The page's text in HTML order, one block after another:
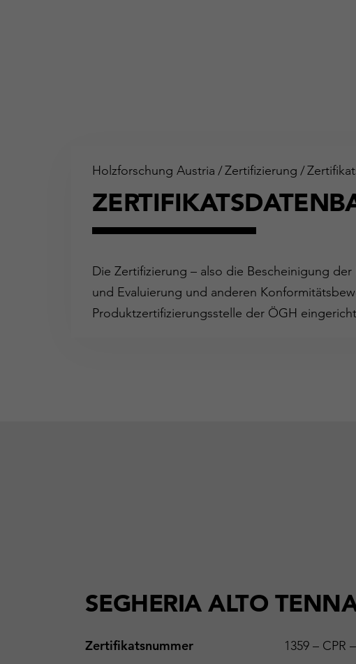
Holzforschung Austria /Zertifizierung /
Die Zertifizierung – also die Bescheinigung
und Evaluierung und anderen
Produktzertifizierungsstelle der ÖGH
SEGHERIA ALTO
Zertifikatsnummer 1359 – CPR